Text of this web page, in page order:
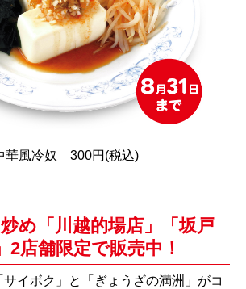
華風冷奴 300円(税込)
め「川越的場店」「坂戸
2店舗限定で販売中！
イボク」と「ぎょうざの満洲」がコ